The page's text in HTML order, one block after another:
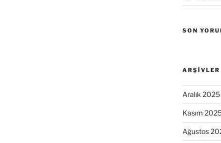
SON
ARŞIVLER
Aralık 2025
Kasım
Ağustos